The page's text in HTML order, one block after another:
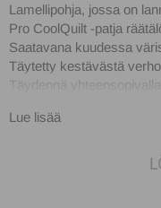
Lamellipohja, jossa on
Pro CoolQuilt -patja
Saatavana kuudessa
Täytetty kestävästä
Täydennä
Lue lisää